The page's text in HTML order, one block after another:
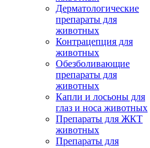
Дерматологические
препараты для
животных
Контрацепция для
животных
Обезболивающие
препараты для
животных
Капли и лосьоны для
глаз и носа животных
Препараты для ЖКТ
животных
Препараты для